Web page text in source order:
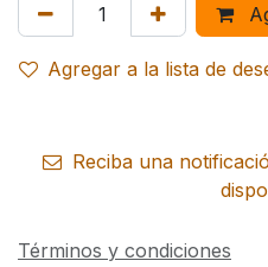
Agregar a la lista de
Reciba una
Términos y condiciones